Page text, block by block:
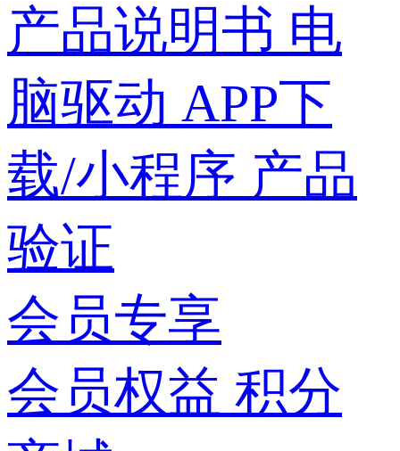
产品说明书 电
脑驱动 APP下
载/小程序 产品
验证
会员专享
会员权益 积分